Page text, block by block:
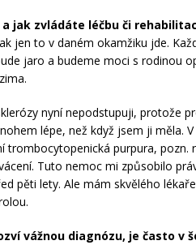
jak zvládáte léčbu či
jen to v daném okamžiku jde.
jaro a budeme moci s rodinou
nyní nepodstupuji, protože
lépe, než když jsem ji měla.
trombocytopenická purpura, pozn.
Tuto nemoc mi způsobilo
pěti lety. Ale mám skvělého
vážnou diagnózu, je často v